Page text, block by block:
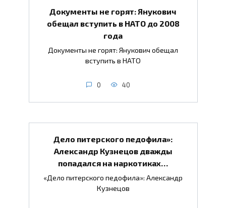
Документы не горят: Янукович
обещал вступить в НАТО до 2008
года
Документы не горят: Янукович обещал
вступить в НАТО
0 40
Дело питерского педофила»:
Александр Кузнецов дважды
попадался на наркотиках…
«Дело питерского педофила»: Александр
Кузнецов